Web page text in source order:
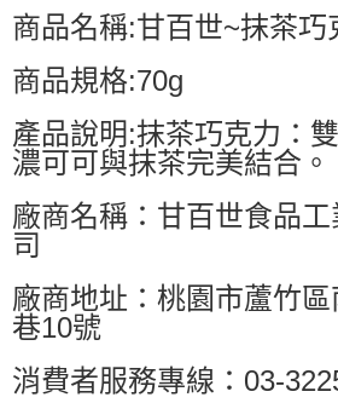
宅配
每筆NT$80，滿NT$799(含以上)免運費
國家/地區配送0330
商品名稱:甘百世~抹茶巧
商品規格:70g
產品說明:抹茶巧克力：
濃可可與抹茶完美結合。
廠商名稱：甘百世食品
司
廠商地址：桃園市蘆竹
巷10號
消費者服務專線：03-